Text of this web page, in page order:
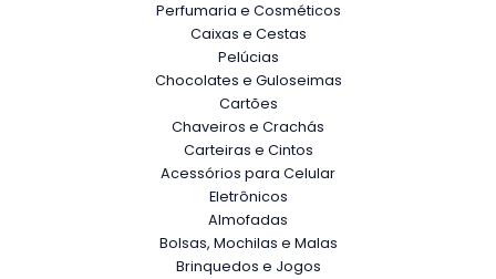
Perfumaria e Cosméticos
Caixas e Cestas
Pelúcias
Chocolates e Guloseimas
Cartões
Chaveiros e Crachás
Carteiras e Cintos
Acessórios para Celular
Eletrônicos
Almofadas
Bolsas, Mochilas e Malas
Brinquedos e Jogos